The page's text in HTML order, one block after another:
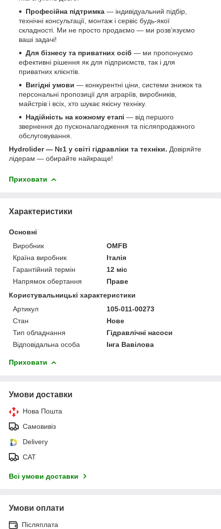
Професійна підтримка — індивідуальний підбір,
технічні консультації, монтаж і сервіс будь-якої
складності. Ми не просто продаємо — ми розв’язуємо
ваші задачі!
Для бізнесу та приватних осіб — ми пропонуємо
ефективні рішення як для підприємств, так і для
приватних клієнтів.
Вигідні умови — конкурентні ціни, системи знижок та
персональні пропозиції для аграріїв, виробників,
майстрів і всіх, хто шукає якісну техніку.
Надійність на кожному етапі — від першого
звернення до пусконалагодження та післяпродажного
обслуговування.
Hydrolider — №1 у світі гідравліки та техніки. Довіряйте
лідерам — обирайте найкраще!
Приховати
Характеристики
Основні
Виробник
OMFB
Країна виробник
Італія
Гарантійний термін
12 міс
Напрямок обертання
Праве
Користувальницькі характеристики
Артикул
105-011-00273
Стан
Нове
Тип обладнання
Гідравлічні насоси
Відповідальна особа
Інга Вавілова
Приховати
Умови доставки
Нова Пошта
Самовивіз
Delivery
САТ
Всі умови доставки
Умови оплати
Післяплата